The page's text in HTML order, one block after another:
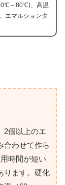
～80℃)、高温
エマルションタ
2個以上のエ
合わせて作ら
時間が短い
ります。硬化